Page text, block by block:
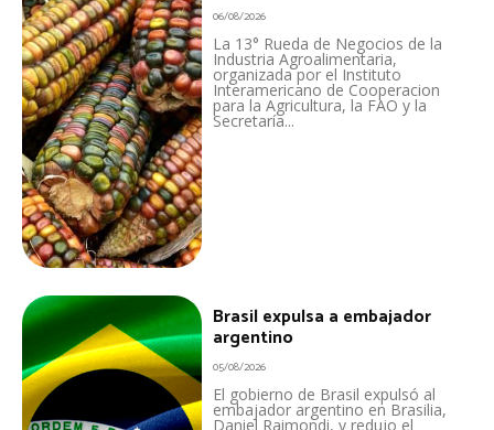
06/08/2026
La 13° Rueda de Negocios de la
Industria Agroalimentaria,
organizada por el Instituto
Interamericano de Cooperacion
para la Agricultura, la FAO y la
Secretaría...
Brasil expulsa a embajador
argentino
05/08/2026
El gobierno de Brasil expulsó al
embajador argentino en Brasilia,
Daniel Raimondi, y redujo el